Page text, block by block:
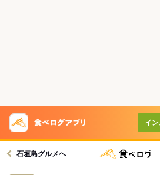
イ
石垣島グルメへ